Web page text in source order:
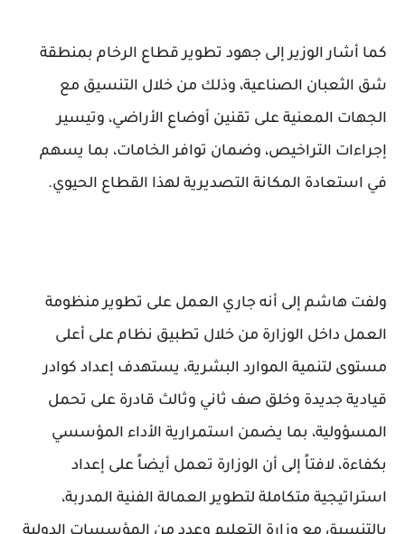
كما أشار الوزير إلى جهود تطوير قطاع الرخام بمنطقة
شق الثعبان الصناعية، وذلك من خلال التنسيق مع
الجهات المعنية على تقنين أوضاع الأراضي، وتيسير
إجراءات التراخيص، وضمان توافر الخامات، بما يسهم
في استعادة المكانة التصديرية لهذا القطاع الحيوي.
ولفت هاشم إلى أنه جاري العمل على تطوير منظومة
العمل داخل الوزارة من خلال تطبيق نظام على أعلى
مستوى لتنمية الموارد البشرية، يستهدف إعداد كوادر
قيادية جديدة وخلق صف ثاني وثالث قادرة على تحمل
المسؤولية، بما يضمن استمرارية الأداء المؤسسي
بكفاءة، لافتاً إلى أن الوزارة تعمل أيضاً على إعداد
استراتيجية متكاملة لتطوير العمالة الفنية المدربة،